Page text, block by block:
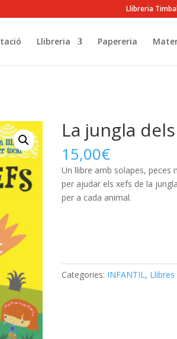
Llibreria
Llibreria Papereria
La jungla
15,00€
Un llibre amb solapes, peces
per ajudar els xefs de la
per a cada animal.
Categories: INFANTIL, Llibres